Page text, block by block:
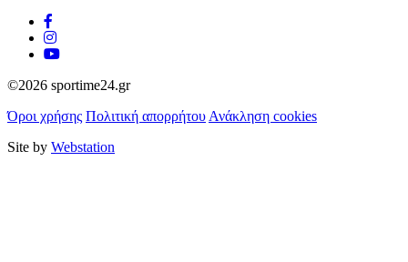
©2026 sportime24.gr
Όροι χρήσης Πολιτική απορρήτου Ανάκληση cookies
Site by Webstation